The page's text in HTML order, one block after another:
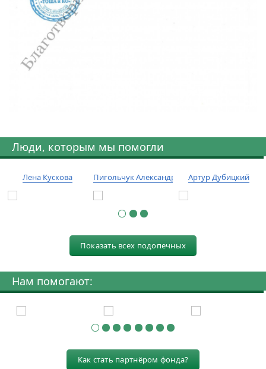
Люди, которым мы помогли
Лена Кускова Пигольчук Александр Артур Дубицкий
Показать всех подопечных
Нам помогают:
Как стать партнёром фонда?